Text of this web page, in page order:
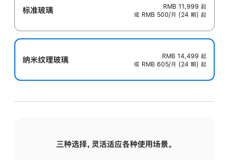
标准玻璃 RMB 11,999 起
或 RMB 500/月 (24 期) 起
纳米纹理玻璃 RMB 14,499 起
或 RMB 605/月 (24 期) 起
三种选择，灵活适应各种使用场景。